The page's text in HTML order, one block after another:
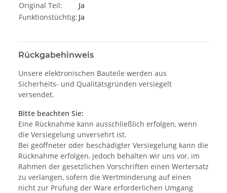
Original Teil:
Ja
Funktionstüchtig: Ja
Rückgabehinweis
Unsere elektronischen Bauteile werden aus
Sicherheits- und Qualitätsgründen versiegelt
versendet.
Bitte beachten Sie:
Eine Rücknahme kann ausschließlich erfolgen, wenn
die Versiegelung unversehrt ist.
Bei geöffneter oder beschädigter Versiegelung kann die
Rücknahme erfolgen, jedoch behalten wir uns vor, im
Rahmen der gesetzlichen Vorschriften einen Wertersatz
zu verlangen, sofern die Wertminderung auf einen
nicht zur Prüfung der Ware erforderlichen Umgang